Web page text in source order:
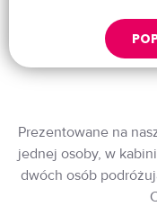
Prezentowane na
jednej osoby, w
dwóch osób